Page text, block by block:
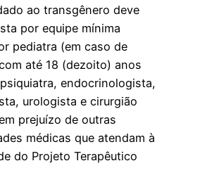
ao transgênero deve
por equipe mínima
pediatra (em caso de
até 18 (dezoito) anos
endocrinologista,
urologista e cirurgião
prejuízo de outras
médicas que atendam à
do Projeto Terapêutico